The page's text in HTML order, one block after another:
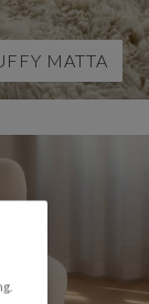
MATTA